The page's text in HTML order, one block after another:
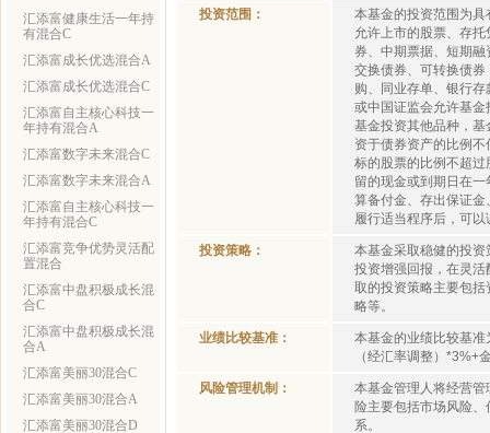
汇添富健康生活一年持
有混合C
汇添富成长优选混合A
汇添富成长优选混合C
汇添富自主核心科技一
年持有混合A
汇添富数字未来混合C
汇添富数字未来混合A
汇添富自主核心科技一
年持有混合C
汇添富竞争优势灵活配
置混合
汇添富中盘积极成长混
合C
汇添富中盘积极成长混
合A
汇添富美丽30混合C
汇添富美丽30混合A
汇添富美丽30混合D
投资范围：
本基金的投资范围为
允许上市的股票、存
券、中期票据、短期
交换债券、可转换债
购、同业存单、银行
或中国证监会允许基
基金投资其他品种，
资于债券资产的比例
标的股票的比例不超
留的现金或到期日在
算备付金、存出保证
履行适当程序后，可
投资策略：
本基金采取稳健的投
投资增强回报，在灵
取的投资策略主要包
略等。
业绩比较基准：
本基金的业绩比较基
（经汇率调整）*3%+
风险管理机制：
本基金管理人将经营
险主要包括市场风险
系。